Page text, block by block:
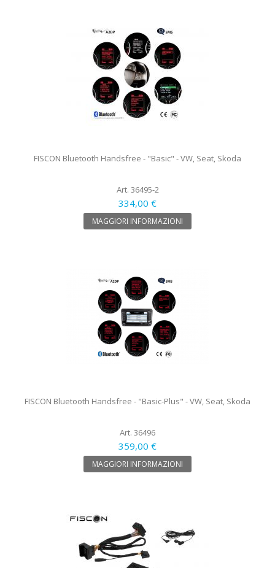
FISCON Bluetooth Handsfree - "Basic" - VW, Seat, Skoda
Art. 36495-2
334,00 €
MAGGIORI INFORMAZIONI
FISCON Bluetooth Handsfree - "Basic-Plus" - VW, Seat, Skoda
Art. 36496
359,00 €
MAGGIORI INFORMAZIONI